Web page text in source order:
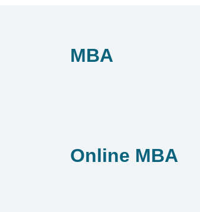
MBA
Online MBA